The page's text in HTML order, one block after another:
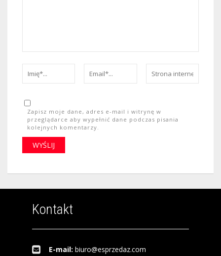
Zapisz moje dane, adres e-mail i witrynę w
przeglądarce aby wypełnić dane podczas pisania
kolejnych komentarzy.
Kontakt
E-mail: biuro@esprzedaz.com